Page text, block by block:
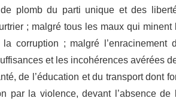
plomb du parti unique et des
; malgré tous les maux qui minent
corruption ; malgré l’enracinement
et les incohérences avérées
de l’éducation et du transport dont
par la violence, devant l’absence de